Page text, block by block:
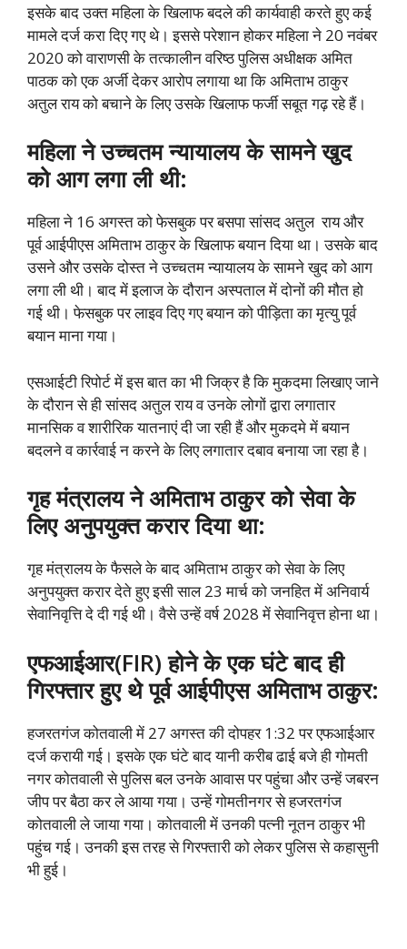
इसके बाद उक्त महिला के खिलाफ बदले की कार्यवाही करते हुए कई
मामले दर्ज करा दिए गए थे। इससे परेशान होकर महिला ने 20 नवंबर
2020 को वाराणसी के तत्कालीन वरिष्ठ पुलिस अधीक्षक अमित
पाठक को एक अर्जी देकर आरोप लगाया था कि अमिताभ ठाकुर
अतुल राय को बचाने के लिए उसके खिलाफ फर्जी सबूत गढ़ रहे हैं।
महिला ने उच्चतम न्यायालय के सामने खुद
को आग लगा ली थी:
महिला ने 16 अगस्त को फेसबुक पर बसपा सांसद अतुल राय और
पूर्व आईपीएस अमिताभ ठाकुर के खिलाफ बयान दिया था। उसके बाद
उसने और उसके दोस्त ने उच्चतम न्यायालय के सामने खुद को आग
लगा ली थी। बाद में इलाज के दौरान अस्पताल में दोनों की मौत हो
गई थी। फेसबुक पर लाइव दिए गए बयान को पीड़िता का मृत्यु पूर्व
बयान माना गया।
एसआईटी रिपोर्ट में इस बात का भी जिक्र है कि मुकदमा लिखाए जाने
के दौरान से ही सांसद अतुल राय व उनके लोगों द्वारा लगातार
मानसिक व शारीरिक यातनाएं दी जा रही हैं और मुकदमे में बयान
बदलने व कार्रवाई न करने के लिए लगातार दबाव बनाया जा रहा है।
गृह मंत्रालय ने अमिताभ ठाकुर को सेवा के
लिए अनुपयुक्त करार दिया था:
गृह मंत्रालय के फैसले के बाद अमिताभ ठाकुर को सेवा के लिए
अनुपयुक्त करार देते हुए इसी साल 23 मार्च को जनहित में अनिवार्य
सेवानिवृत्ति दे दी गई थी। वैसे उन्हें वर्ष 2028 में सेवानिवृत्त होना था।
एफआईआर(FIR) होने के एक घंटे बाद ही
गिरफ्तार हुए थे पूर्व आईपीएस अमिताभ ठाकुर:
हजरतगंज कोतवाली में 27 अगस्त की दोपहर 1:32 पर एफआईआर
दर्ज करायी गई। इसके एक घंटे बाद यानी करीब ढाई बजे ही गोमती
नगर कोतवाली से पुलिस बल उनके आवास पर पहुंचा और उन्हें जबरन
जीप पर बैठा कर ले आया गया। उन्हें गोमतीनगर से हजरतगंज
कोतवाली ले जाया गया। कोतवाली में उनकी पत्नी नूतन ठाकुर भी
पहुंच गई। उनकी इस तरह से गिरफ्तारी को लेकर पुलिस से कहासुनी
भी हुई।